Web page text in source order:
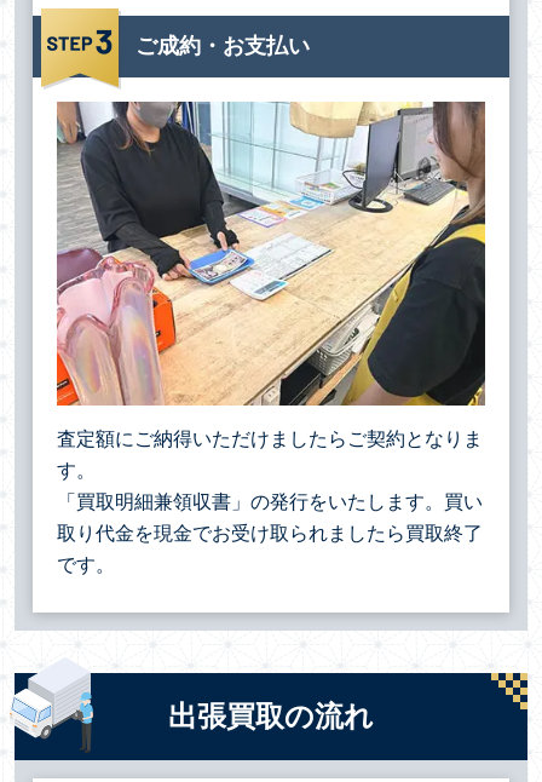
ご成約・お支払い
査定額にご納得いただけましたらご契約となりま
す。
「買取明細兼領収書」の発行をいたします。買い
取り代金を現金でお受け取られましたら買取終了
です。
出張買取の流れ